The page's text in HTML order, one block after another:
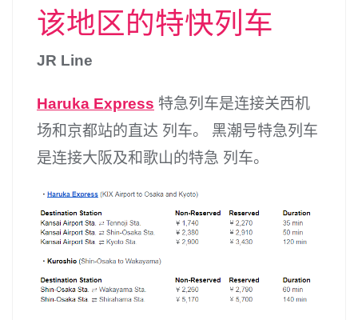
该地区的特快列车
JR Line
Haruka Express 特急列车是连接关西机
场和京都站的直达 列车。 黑潮号特急列车
是连接大阪及和歌山的特急 列车。